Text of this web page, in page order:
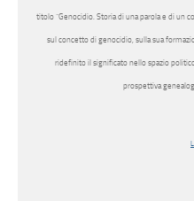
titolo “Genocidio. Storia di una parola e di un
sul concetto di genocidio, sulla sua
ridefinito il significato nello spazio
prospettiva